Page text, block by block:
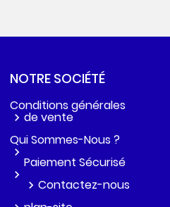
NOTRE SOCIÉTÉ
Conditions générales
de vente
Qui Sommes-Nous ?
Paiement Sécurisé
Contactez-nous